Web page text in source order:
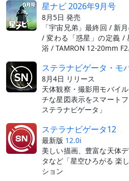
星ナビ 2026年9月号
8月5日 発売
「宇宙兄弟」最終回 / 新
/ 変わる「惑星」の定義 /
浴 / TAMRON 12-20mm
ステラナビゲータ・モ
8月4日 リリース
天体観察・撮影用モバイ
チな星図表示をスマート
ステラナビゲータ」
ステラナビゲータ12
最新版 12.0i
美しい描画、豊富な天体
タなど「星空ひろがる 楽
ション